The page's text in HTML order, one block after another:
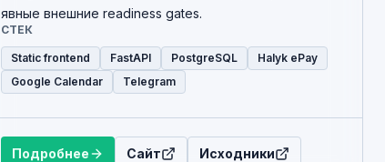
явные внешние readiness gates.
СТЕК
Static frontend FastAPI PostgreSQL
Halyk ePay
Google Calendar
Telegram
Подробнее Сайт Исходники